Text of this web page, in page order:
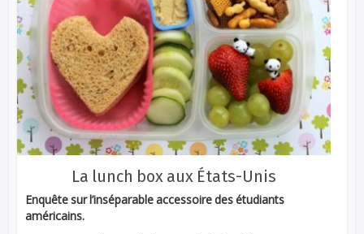
La lunch box aux États-Unis
Enquête sur l’inséparable accessoire des étudiants
américains.